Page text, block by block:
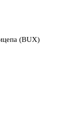
(BUX)